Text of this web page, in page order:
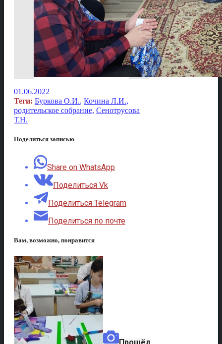
01.06.2022
Теги: Буркова О.И., Кочина Л.И.,
родительское собрание, Сенотрусова
Т.Н.
Поделиться записью
Share on WhatsApp
Поделиться Vk
Поделиться Telegram
Поделиться по почте
Вам, возможно, понравится
Прошёл